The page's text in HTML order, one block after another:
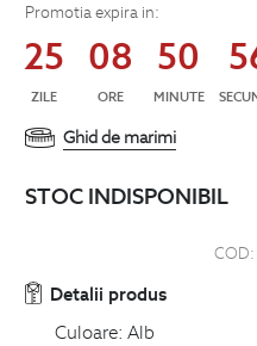
Promotia expira in:
25
ZILE
08
ORE
50
MINUTE
Ghid de marimi
STOC INDISPONIBIL
COD:
Detalii produs
Culoare: Alb